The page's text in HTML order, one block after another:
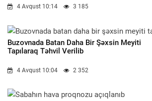
4 Avqust 10:14 3 185
Buzovnada Batan Daha Bir Şəxsin Meyiti
Tapılaraq Təhvil Verilib
4 Avqust 10:04 2 352